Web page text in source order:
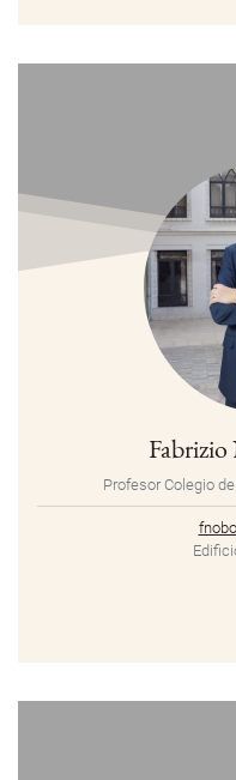
Fabrizio
Profesor Colegio